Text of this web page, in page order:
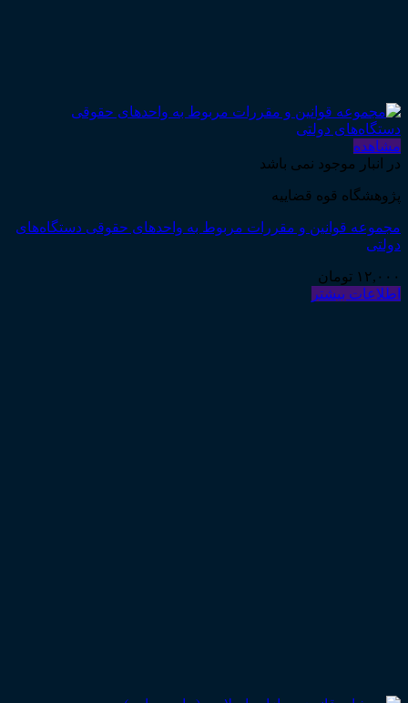
مشاهده
در انبار موجود نمی باشد
پژوهشگاه قوه قضاییه
مجموعه قوانین و مقررات مربوط به واحدهای حقوقی دستگاه‌های
دولتی
۱۲,۰۰۰ تومان
اطلاعات بیشتر